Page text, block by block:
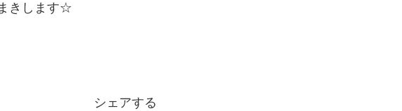
きします☆
シェアする